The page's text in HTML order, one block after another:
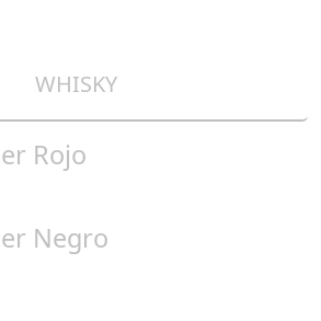
WHISKY
Rojo
Negro